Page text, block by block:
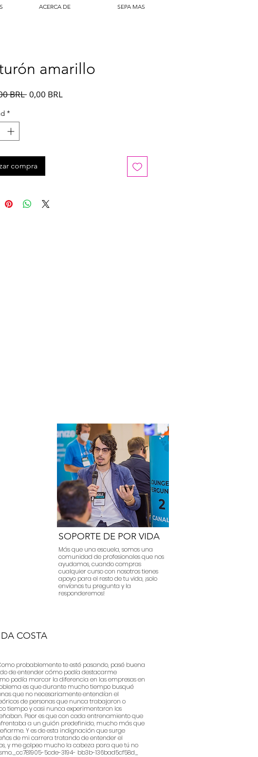
ACERCA DE SEPA MAS
amarillo
BRL Precio
0,00 BRLPrecio
*
compra
SOPORTE DE POR VIDA
Más que una escuela, somos una
comunidad de profesionales que nos
ayudamos, cuando compras
cualquier curso con nosotros tienes
apoyo para el resto de tu vida, ¡solo
envíanos tu pregunta y la
responderemos!
COSTA
probablemente te esté pasando, pasé buena
de entender cómo podía destacarme
podía marcar la diferencia en las empresas en
es que durante mucho tiempo busqué
que no necesariamente entendían el
de personas que nunca trabajaron o
tiempo y casi nunca experimentaron los
Peor es que con cada entrenamiento que
a un guión predefinido, mucho más que
Y es de esta indignación que surge
de mi carrera tratando de entender el
y me golpeo mucho la cabeza para que tú no
5cde-3194- bb3b-136bad5cf58d_